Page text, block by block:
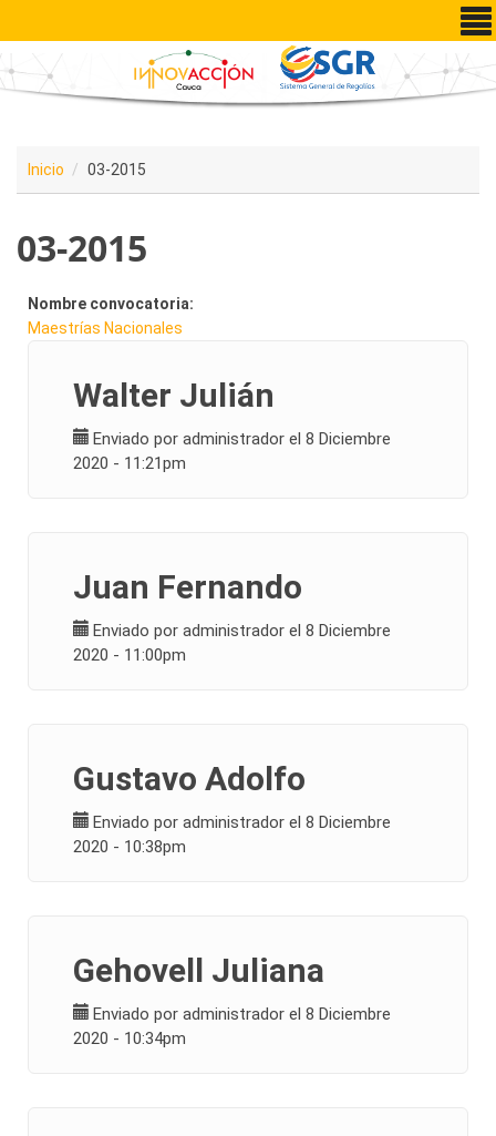
Pasar al contenido principal
Inicio 03-2015
03-2015
Nombre convocatoria:
Maestrías Nacionales
Walter Julián
Enviado por administrador el 8 Diciembre
2020 - 11:21pm
Juan Fernando
Enviado por administrador el 8 Diciembre
2020 - 11:00pm
Gustavo Adolfo
Enviado por administrador el 8 Diciembre
2020 - 10:38pm
Gehovell Juliana
Enviado por administrador el 8 Diciembre
2020 - 10:34pm